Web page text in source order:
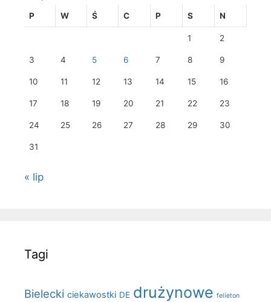
P W Ś C P S N
1 2
3 4 5 6 7 8 9
10 11 12 13 14 15 16
17 18 19 20 21 22 23
24 25 26 27 28 29 30
31
« lip
Tagi
Bielecki ciekawostki DE drużynowe felieton